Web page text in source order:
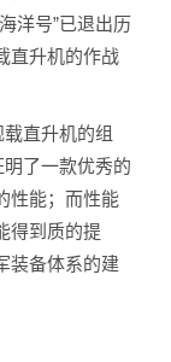
洋号”已退出历
直升机的作战
直升机的组
明了一款优秀的
性能；而性能
得到质的提
装备体系的建